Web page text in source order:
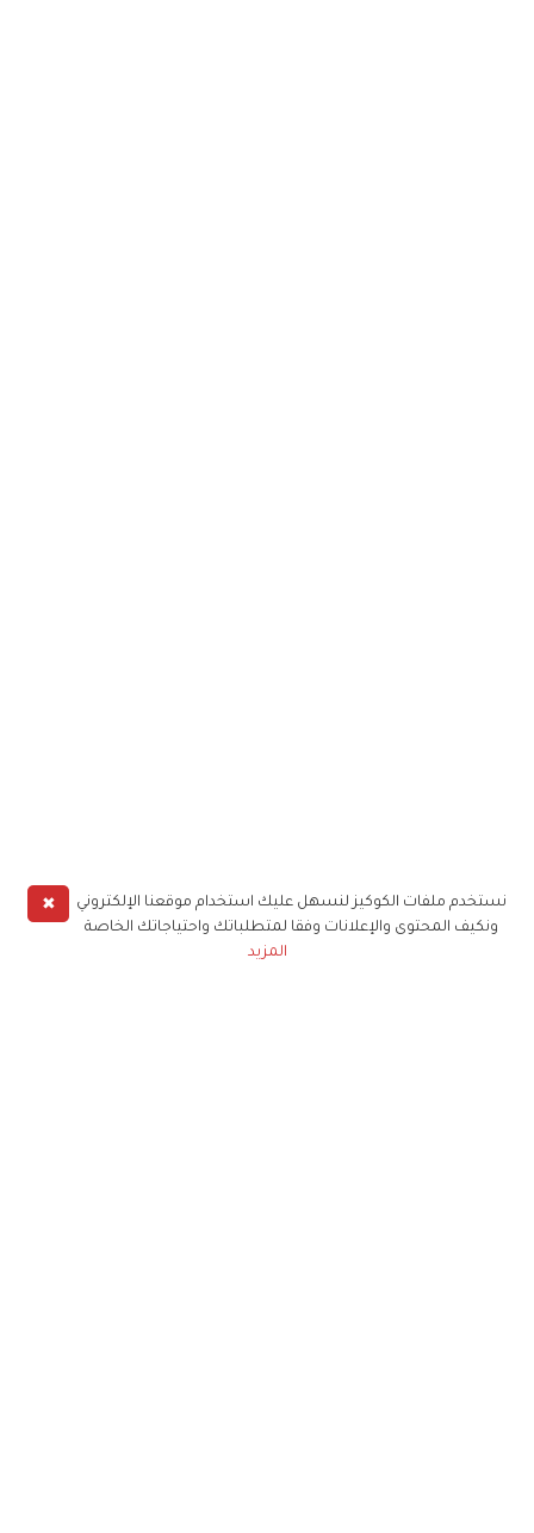
✖
نستخدم ملفات الكوكيز لنسهل عليك استخدام موقعنا الإلكتروني
ونكيف المحتوى والإعلانات وفقا لمتطلباتك واحتياجاتك الخاصة
المزيد